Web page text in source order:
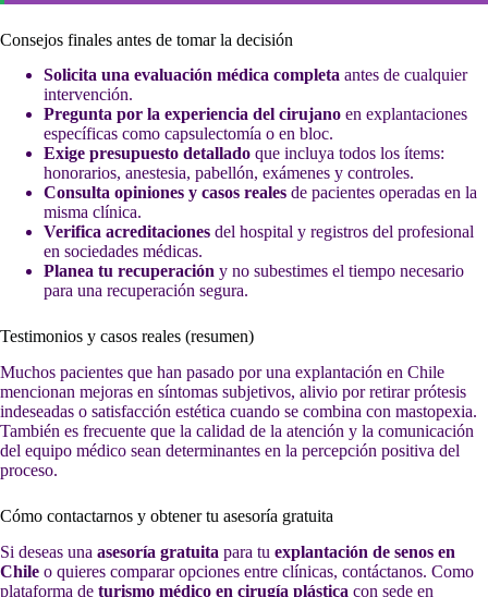
Consejos finales antes de tomar la decisión
Solicita una evaluación médica completa antes de cualquier
intervención.
Pregunta por la experiencia del cirujano en explantaciones
específicas como capsulectomía o en bloc.
Exige presupuesto detallado que incluya todos los ítems:
honorarios, anestesia, pabellón, exámenes y controles.
Consulta opiniones y casos reales de pacientes operadas en la
misma clínica.
Verifica acreditaciones del hospital y registros del profesional
en sociedades médicas.
Planea tu recuperación y no subestimes el tiempo necesario
para una recuperación segura.
Testimonios y casos reales (resumen)
Muchos pacientes que han pasado por una explantación en Chile
mencionan mejoras en síntomas subjetivos, alivio por retirar prótesis
indeseadas o satisfacción estética cuando se combina con mastopexia.
También es frecuente que la calidad de la atención y la comunicación
del equipo médico sean determinantes en la percepción positiva del
proceso.
Cómo contactarnos y obtener tu asesoría gratuita
Si deseas una asesoría gratuita para tu explantación de senos en
Chile o quieres comparar opciones entre clínicas, contáctanos. Como
plataforma de turismo médico en cirugía plástica con sede en